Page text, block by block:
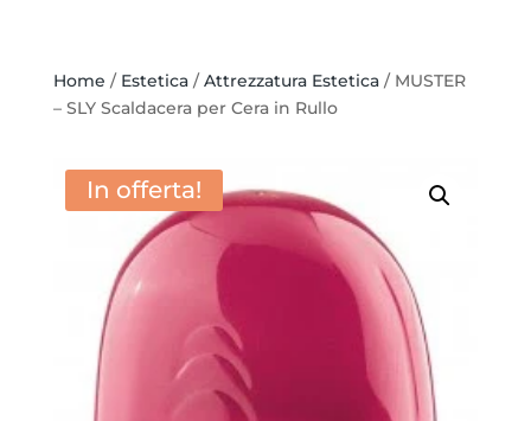
Home / Estetica/Attrezzatura Estetica/ MUSTER
– SLY Scaldacera per Cera in Rullo
In offerta!